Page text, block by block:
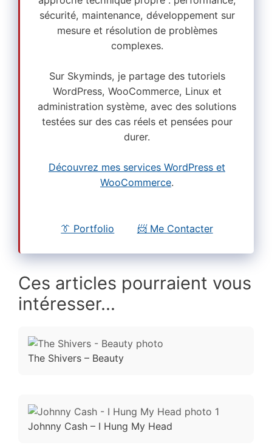
sécurité, maintenance, développement sur
mesure et résolution de problèmes
complexes.
Sur Skyminds, je partage des tutoriels
WordPress, WooCommerce, Linux et
administration système, avec des solutions
testées sur des cas réels et pensées pour
durer.
Découvrez mes services WordPress et
WooCommerce.
👔 Portfolio 📨 Me Contacter
Ces articles pourraient vous
intéresser...
The Shivers – Beauty
Johnny Cash – I Hung My Head